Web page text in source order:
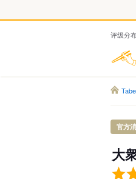
评级分
官方
大